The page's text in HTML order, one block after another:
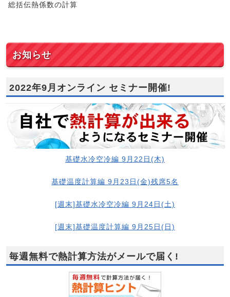
総括伝熱係数の計算
お知らせ
2022年9月オンライン セミナー開催!
基礎水冷空冷編 9月22日(木)
基礎温度計算編 9月23日(金)残席5名
[週末]基礎水冷空冷編 9月24日(土)
[週末]基礎温度計算編 9月25日(日)
毎週無料で熱計算方法がメールで届く!